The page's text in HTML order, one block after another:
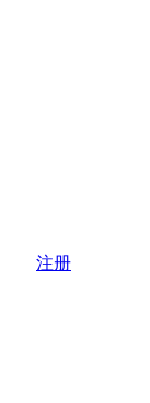
注册